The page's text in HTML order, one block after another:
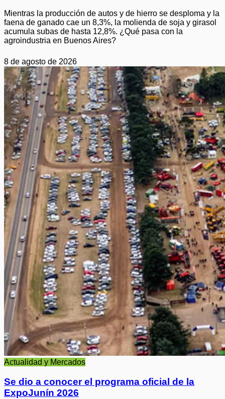
Mientras la producción de autos y de hierro se desploma y la
faena de ganado cae un 8,3%, la molienda de soja y girasol
acumula subas de hasta 12,8%. ¿Qué pasa con la
agroindustria en Buenos Aires?
8 de agosto de 2026
Actualidad y Mercados
Se dio a conocer el programa oficial de la
ExpoJunín 2026